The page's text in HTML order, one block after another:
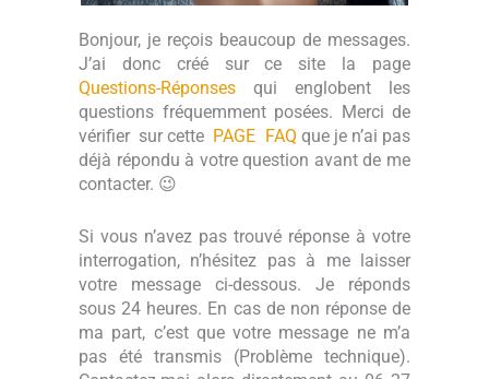
Bonjour, je reçois beaucoup de messages.
J’ai donc créé sur ce site la page
Questions-Réponses qui englobent les
questions fréquemment posées. Merci de
vérifier sur cette PAGE FAQ que je n’ai pas
déjà répondu à votre question avant de me
contacter. 😉
Si vous n’avez pas trouvé réponse à votre
interrogation, n’hésitez pas à me laisser
votre message ci-dessous. Je réponds
sous 24 heures. En cas de non réponse de
ma part, c’est que votre message ne m’a
pas été transmis (Problème technique).